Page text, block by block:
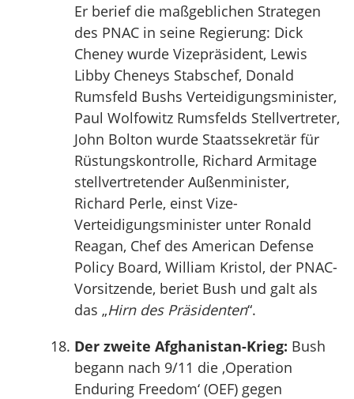
Er berief die maßgeblichen Strategen
des PNAC in seine Regierung: Dick
Cheney wurde Vizepräsident, Lewis
Libby Cheneys Stabschef, Donald
Rumsfeld Bushs Verteidigungsminister,
Paul Wolfowitz Rumsfelds Stellvertreter,
John Bolton wurde Staatssekretär für
Rüstungskontrolle, Richard Armitage
stellvertretender Außenminister,
Richard Perle, einst Vize-
Verteidigungsminister unter Ronald
Reagan, Chef des American Defense
Policy Board, William Kristol, der PNAC-
Vorsitzende, beriet Bush und galt als
das „Hirn des Präsidenten“.
Der zweite Afghanistan-Krieg: Bush
begann nach 9/11 die ‚Operation
Enduring Freedom‘ (OEF) gegen